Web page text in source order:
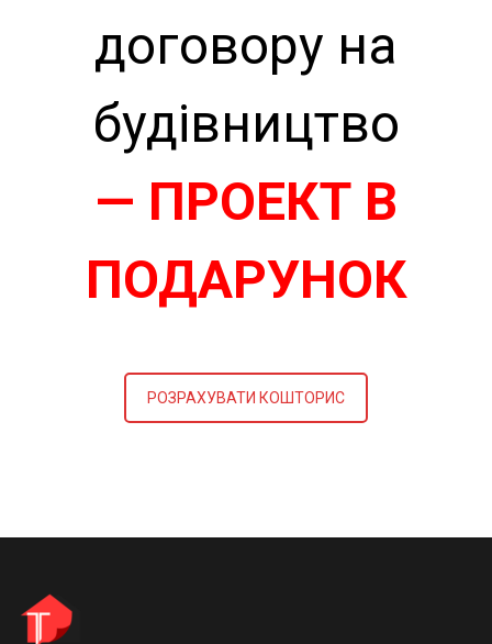
договору на
будівництво
— ПРОЕКТ В
ПОДАРУНОК
РОЗРАХУВАТИ КОШТОРИС